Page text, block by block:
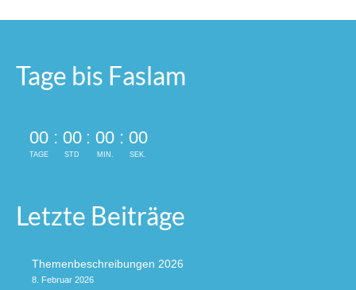
Tage bis Faslam
00
TAGE
: 00
STD
: 00
MIN.
: 00
SEK.
Letzte Beiträge
Themenbeschreibungen 2026
8. Februar 2026